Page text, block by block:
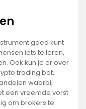
goed kunt
iets te leren,
Ook kun je er over
trading bot,
waarbij
een vreemde vorst
om brokers te